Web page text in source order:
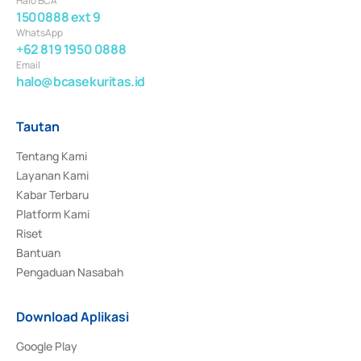
1500888 ext 9
WhatsApp
+62 819 1950 0888
Email
halo@bcasekuritas.id
Tautan
Tentang Kami
Layanan Kami
Kabar Terbaru
Platform Kami
Riset
Bantuan
Pengaduan Nasabah
Download Aplikasi
Google Play